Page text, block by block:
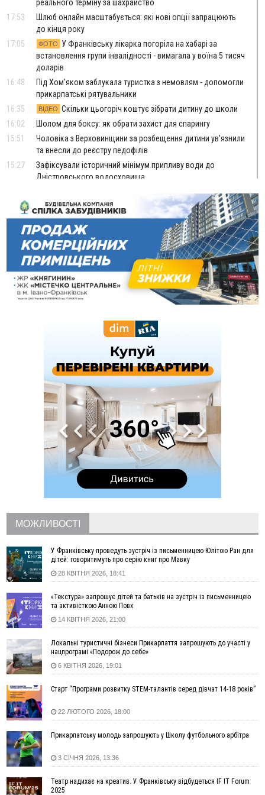
реального терміну за шахрайство
17:53
Шлюб онлайн масштабується: які нові опції запрацюють
до кінця року
17:05
ФОТО
У Франківську лікарка погоріла на хабарі за
встановлення групи інвалідності - вимагала у воїна 5 тисяч
доларів
16:48
Під Хом'яком заблукала туристка з немовлям - допомогли
прикарпатські рятувальники
16:35
ВІДЕО Скільки цьогоріч коштує зібрати дитину до школи
16:02
Шолом для боксу: як обрати захист для спарингу
15:51
Чоловіка з Верховинщини за розбещення дитини ув'язнили
та внесли до реєстру педофілів
15:27
Зафіксували історичний мінімум припливу води до
Дністровського водосховища
Керівник відділу прокуратури, депутат і чиновники:
стало відомо, хто фігурує у справі про дерибан лісу біля
Буковелю
14:33
ТОП крафтових витриманих сирів українського
виробництва
13:46
У Косові судили чоловіка за підпал туалету, через який
згорів сарай і пошкодило хату
13:28
Скандал із собакою на «Новій пошті» стався у Слов'янську,
а не у Франківську. Працівників передумали звільняти
влаштував стрілянину - обійшовся штрафом
Франківця, який приїхав до родичів у росію, засудили
до 13 років за донати в Україні
Мінвідновлення оголосило конкурс на міжобласні
автобусні маршрути з та на Прикарпаття
Прикарпаття втратило у війні з росією ще двох захисників
У Львові пʼяний чоловік з мисливською рушницею
погрожував убити сусідів
Як блендер спрощує приготування страв різної текстури
Рятувальники двічі допомогли людям, які заблукали на
Надвірнянщині
Яку погоду прогнозують синоптики на Прикарпатті цього
На війні загинув захисник з Болехівської громади Андрій
Прокіпчин
08:08
Росія атакувала завод Kromberg & Schubert у Житомирі:
виробництво автокомпонентів призупинено
Вчора
21:36
«Не будь байдужим». У десятках містах Польщі вийшли на
21:14
На Надвірнянщині чоловік застрелив кота з пневматики:
18:31
У Франківську водійка Volkswagen збила 12-річного
хлопця на електросамокаті
16:59
«Як умирати — то з музикою»: 100 років від дня
народження уродженця Стецеви Євгена Грицяка, який
13:01
Ветеран з Франківська через суд скасував 17 тисяч
штрафу від ТЦК за неявку по повістці
12:26
ВІДЕО Про франківських лікарів, які рятують військових
від фантомного болю, зняли документальний фільм
11:12
Україна придбала у Туреччини 70 ракет ATACMS та 12
пускових установок M270
08 Серпня
МОЖЛИВОСТІ
У Франківську проведуть зустріч із письменницею Юлітою Ран для
дітей: говоритимуть про серію книг про Мавку
28 КВІТНЯ 2026, 18:41
«Текстура» запрошує дітей та батьків на зустріч із письменницею
та активісткою Анною Повх
14 КВІТНЯ 2026, 21:00
Локальні туристичні бізнеси Прикарпаття запрошують до участі у
нацпрограмі «Подорож до себе»
6 КВІТНЯ 2026, 19:01
Старт “Програми розвитку STEM-талантів серед дівчат 14-18 років”
22 ЛЮТОГО 2026, 18:00
Прикарпатську молодь запрошують у Школу футбольного арбітра
3 СІЧНЯ 2026, 13:36
Театр надихає на креатив. У Франківську відбудеться IF IT Forum
2025